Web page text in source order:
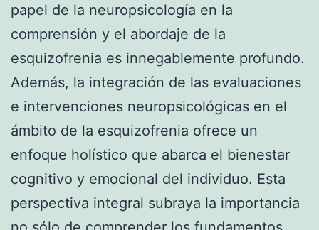
papel de la neuropsicología en la
comprensión y el abordaje de la
esquizofrenia es innegablemente profundo.
Además, la integración de las evaluaciones
e intervenciones neuropsicológicas en el
ámbito de la esquizofrenia ofrece un
enfoque holístico que abarca el bienestar
cognitivo y emocional del individuo. Esta
perspectiva integral subraya la importancia